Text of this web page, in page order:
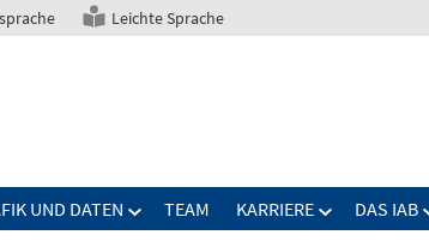
Leichte Sprache
UND DATEN TEAM KARRIERE DAS IAB